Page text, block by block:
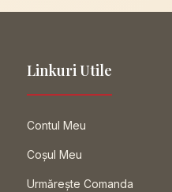
Linkuri Utile
Contul Meu
Coșul Meu
Urmărește Comanda